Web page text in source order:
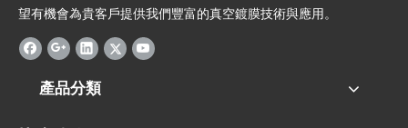
望有機會為貴客戶提供我們豐富的真空鍍膜技術與應用。
產品分類